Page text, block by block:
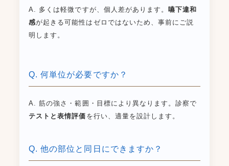
A. 多くは軽微ですが、個人差があります。嚥下違和
感が起きる可能性はゼロではないため、事前にご説
明します。
Q. 何単位が必要ですか？
A. 筋の強さ・範囲・目標により異なります。診察で
テストと表情評価 を行い、適量を設計します。
Q. 他の部位と同日にできますか？